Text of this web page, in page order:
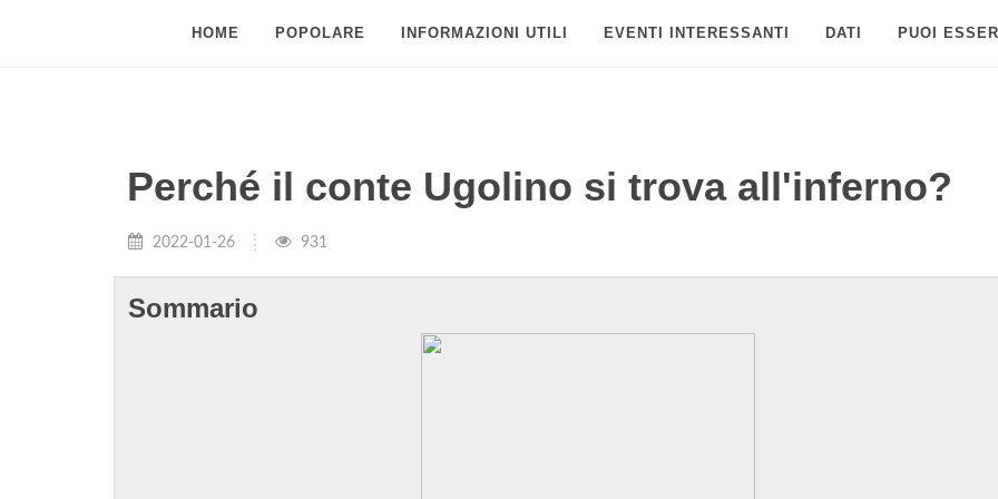
HOME POPOLARE INFORMAZIONI UTILI EVENTI INTERESSANTI DATI PUOI
Perché il conte Ugolino si trova all'inferno?
2022-01-26 931
Sommario